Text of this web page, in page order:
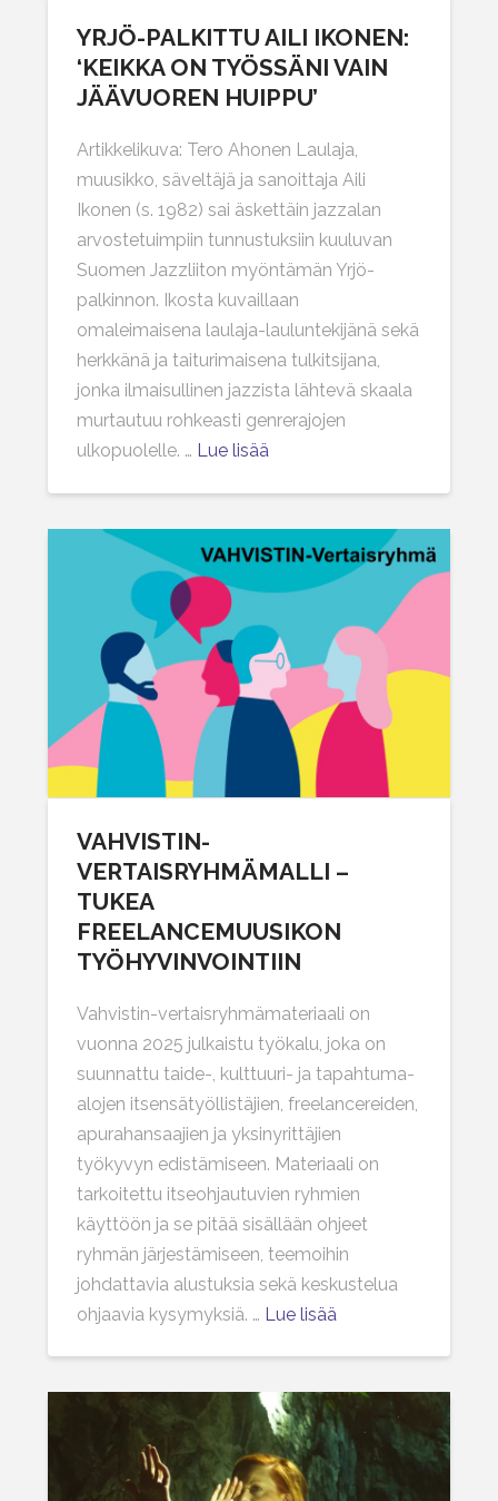
YRJÖ-PALKITTU AILI IKONEN:
‘KEIKKA ON TYÖSSÄNI VAIN
JÄÄVUOREN HUIPPU’
Artikkelikuva: Tero Ahonen Laulaja,
muusikko, säveltäjä ja sanoittaja Aili
Ikonen (s. 1982) sai äskettäin jazzalan
arvostetuimpiin tunnustuksiin kuuluvan
Suomen Jazzliiton myöntämän Yrjö-
palkinnon. Ikosta kuvaillaan
omaleimaisena laulaja-lauluntekijänä sekä
herkkänä ja taiturimaisena tulkitsijana,
jonka ilmaisullinen jazzista lähtevä skaala
murtautuu rohkeasti genrerajojen
ulkopuolelle. … Lue lisää
VAHVISTIN-
VERTAISRYHMÄMALLI –
TUKEA
FREELANCEMUUSIKON
TYÖHYVINVOINTIIN
Vahvistin-vertaisryhmämateriaali on
vuonna 2025 julkaistu työkalu, joka on
suunnattu taide-, kulttuuri- ja tapahtuma-
alojen itsensätyöllistäjien, freelancereiden,
apurahansaajien ja yksinyrittäjien
työkyvyn edistämiseen. Materiaali on
tarkoitettu itseohjautuvien ryhmien
käyttöön ja se pitää sisällään ohjeet
ryhmän järjestämiseen, teemoihin
johdattavia alustuksia sekä keskustelua
ohjaavia kysymyksiä. … Lue lisää